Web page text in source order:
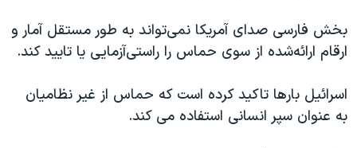
بخش فارسی صدای آمریکا نمی‌تواند به طور مستقل آمار و
ارقام ارائه‌شده از سوی حماس را راستی‌آزمایی یا تایید کند.
اسرائیل بارها تاکید کرده است که حماس از غیر نظامیان
به عنوان سپر انسانی استفاده می کند.